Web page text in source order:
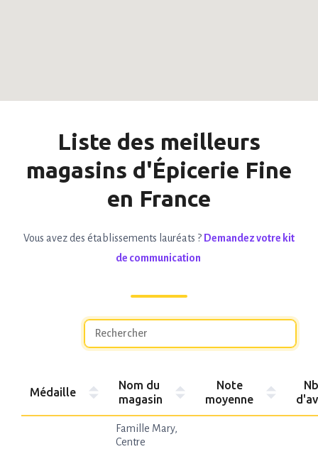
Liste des meilleurs
magasins d'Épicerie Fine
en France
Vous avez des établissements lauréats ? Demandez votre kit
de communication
Médaille
Nom du
magasin
Note
moyenne
Nb
Famille Mary,
Centre